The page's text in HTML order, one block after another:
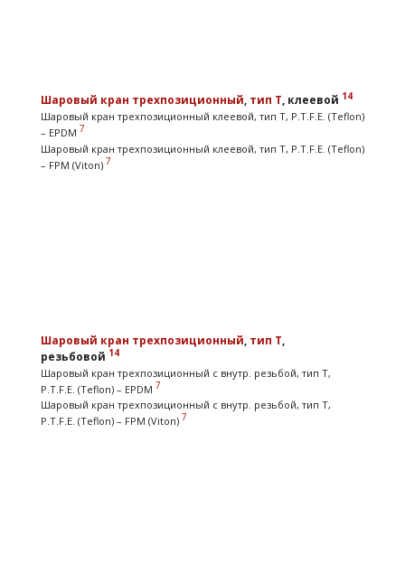
Шаровый кран трехпозиционный, тип T, клеевой 14
Шаровый кран трехпозиционный клеевой, тип T, P.T.F.E. (Teflon)
– EPDM 7
Шаровый кран трехпозиционный клеевой, тип T, P.T.F.E. (Teflon)
– FPM (Viton) 7
Шаровый кран трехпозиционный, тип T,
резьбовой 14
Шаровый кран трехпозиционный с внутр. резьбой, тип T,
P.T.F.E. (Teflon) – EPDM 7
Шаровый кран трехпозиционный с внутр. резьбой, тип T,
P.T.F.E. (Teflon) – FPM (Viton) 7